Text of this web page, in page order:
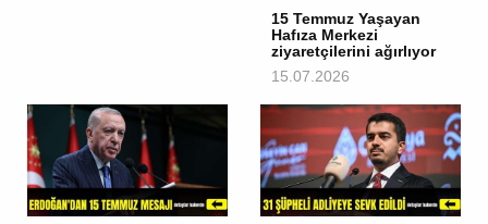
15 Temmuz Yaşayan
Hafıza Merkezi
ziyaretçilerini ağırlıyor
15.07.2026